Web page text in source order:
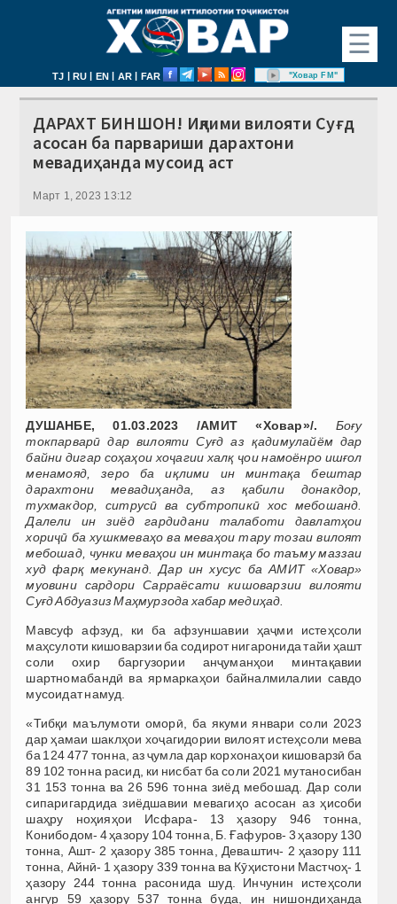
☰
TJ | RU | EN | AR | FAR "Ховар FM"
ДАРАХТ БИНШОН! Иқлими вилояти Суғд
асосан ба парвариши дарахтони
мевадиҳанда мусоид аст
Март 1, 2023 13:12
ДУШАНБЕ, 01.03.2023 /АМИТ «Ховар»/. Боғу
токпарварӣ дар вилояти Суғд аз қадимулайём дар
байни дигар соҳаҳои хоҷагии халқ ҷои намоёнро ишғол
менамояд, зеро ба иқлими ин минтақа бештар
дарахтони мевадиҳанда, аз қабили донакдор,
тухмакдор, ситрусӣ ва субтропикӣ хос мебошанд.
Далели ин зиёд гардидани талаботи давлатҳои
хориҷӣ ба хушкмеваҳо ва меваҳои тару тозаи вилоят
мебошад, чунки меваҳои ин минтақа бо таъму маззаи
худ фарқ мекунанд. Дар ин хусус ба АМИТ «Ховар»
муовини сардори Сарраёсати кишоварзии вилояти
Суғд Абдуазиз Маҳмурзода хабар медиҳад.
Мавсуф афзуд, ки ба афзуншавии ҳаҷми истеҳсоли
маҳсулоти кишоварзии ба содирот нигаронида тайи ҳашт
соли охир баргузории анҷуманҳои минтақавии
шартномабандӣ ва ярмаркаҳои байналмилалии савдо
мусоидат намуд.
«Тибқи маълумоти оморӣ, ба якуми январи соли 2023
дар ҳамаи шаклҳои хоҷагидории вилоят истеҳсоли мева
ба 124 477 тонна, аз ҷумла дар корхонаҳои кишоварзӣ ба
89 102 тонна расид, ки нисбат ба соли 2021 мутаносибан
31 153 тонна ва 26 596 тонна зиёд мебошад. Дар соли
сипаригардида зиёдшавии мевагиҳо асосан аз ҳисоби
шаҳру ноҳияҳои Исфара- 13 ҳазору 946 тонна,
Конибодом- 4 ҳазору 104 тонна, Б. Ғафуров- 3 ҳазору 130
тонна, Ашт- 2 ҳазору 385 тонна, Деваштич- 2 ҳазору 111
тонна, Айнӣ- 1 ҳазору 339 тонна ва Кӯҳистони Мастчоҳ- 1
ҳазору 244 тонна расонида шуд. Инчунин истеҳсоли
ангур 59 ҳазору 537 тонна буда, ин нишондиҳанда